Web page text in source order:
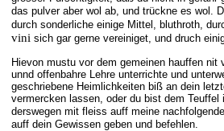
das pulver aber wol ab, und trückne es wol.
durch sonderliche einige Mittel, bluthroth,
vini sich gar gerne vereiniget, und druch
Hievon mustu vor dem gemeinen hauffen
unnd offenbahre Lehre unterrichte und
geschriebene Heimlichkeiten biß an dein
vermercken lassen, oder du bist dem
derswegen mit fleiss auff meine
auff dein Gewissen geben und befehlen.